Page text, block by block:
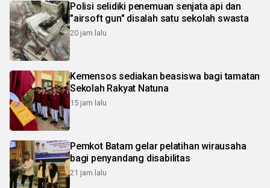
Polisi selidiki penemuan senjata api dan
"airsoft gun" disalah satu sekolah swasta
20 jam lalu
Kemensos sediakan beasiswa bagi tamatan
Sekolah Rakyat Natuna
15 jam lalu
Pemkot Batam gelar pelatihan wirausaha
bagi penyandang disabilitas
21 jam lalu